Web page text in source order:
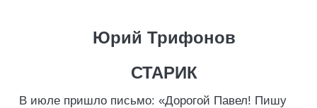
Юрий Трифонов
СТАРИК
В июле пришло письмо: «Дорогой Павел! Пишу